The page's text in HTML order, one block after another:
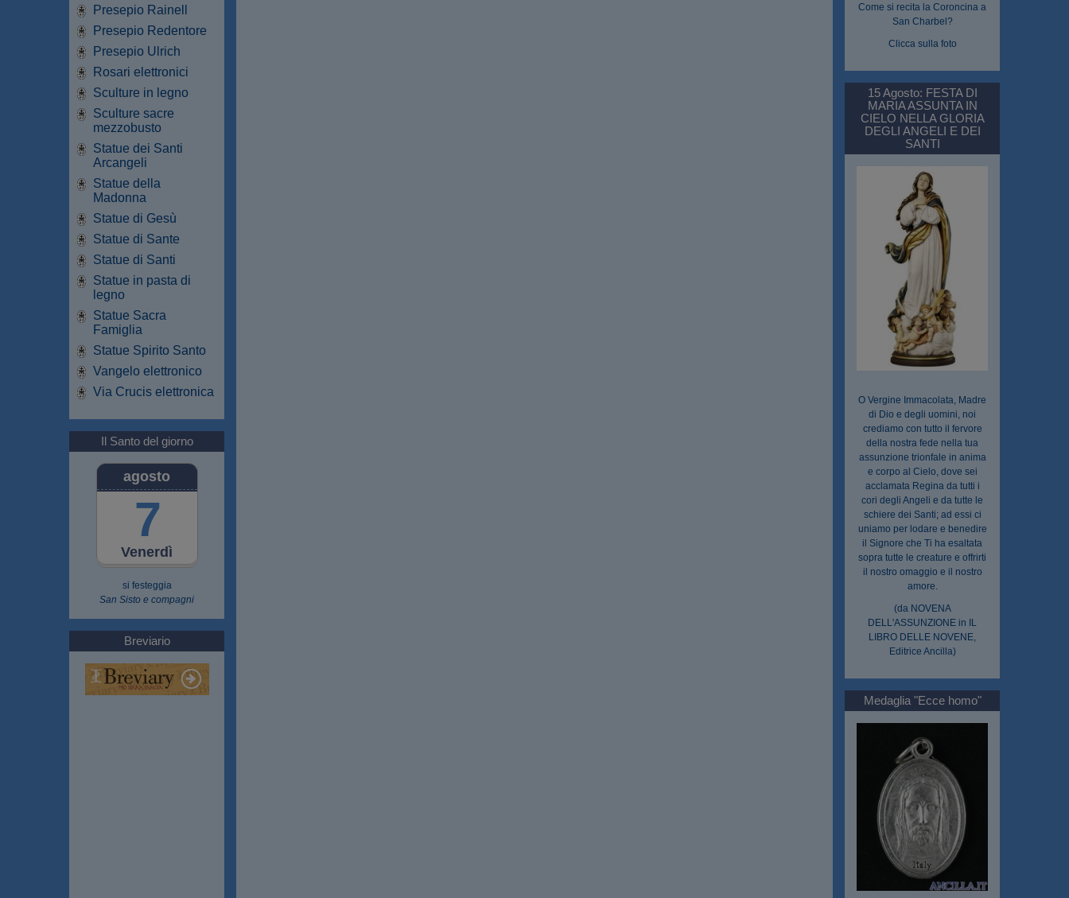
Presepio Rainell
Presepio Redentore
Presepio Ulrich
Rosari elettronici
Sculture in legno
Sculture sacre
mezzobusto
Statue dei Santi
Arcangeli
Statue della
Madonna
Statue di Gesù
Statue di Sante
Statue di Santi
Statue in pasta di
legno
Statue Sacra
Famiglia
Statue Spirito Santo
Vangelo elettronico
Via Crucis elettronica
Il Santo del giorno
Venerdì
agosto
7
si festeggia
San Sisto e compagni
Breviario
Come si recita la Coroncina a
San Charbel?
Clicca sulla foto
15 Agosto: FESTA DI
MARIA ASSUNTA IN
CIELO NELLA GLORIA
DEGLI ANGELI E DEI
SANTI
O Vergine Immacolata, Madre
di Dio e degli uomini, noi
crediamo con tutto il fervore
della nostra fede nella tua
assunzione trionfale in anima
e corpo al Cielo, dove sei
acclamata Regina da tutti i
cori degli Angeli e da tutte le
schiere dei Santi; ad essi ci
uniamo per lodare e benedire
il Signore che Ti ha esaltata
sopra tutte le creature e offrirti
il nostro omaggio e il nostro
amore.
(da NOVENA
DELL'ASSUNZIONE in IL
LIBRO DELLE NOVENE,
Editrice Ancilla)
Medaglia "Ecce homo"